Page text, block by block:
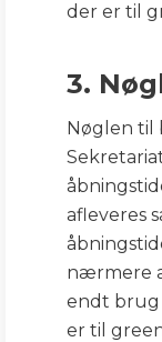
der er til
3.
Nøglen til
afleveres
nærmere
endt brug
er til